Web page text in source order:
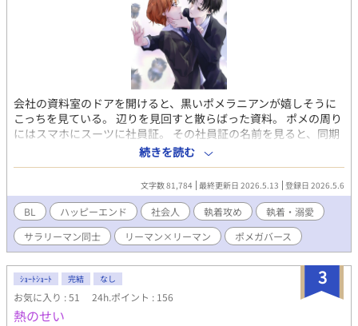
会社の資料室のドアを開けると、黒いポメラニアンが嬉しそうに
こっちを見ている。 辺りを見回すと散らばった資料。 ポメの周り
にはスマホにスーツに社員証。 その社員証の名前を見ると、同期
で営業エースの『犬神 新(イヌカミ アラタ)』の名前。 「お前…犬
神なのか…っ？！」 「わんっ！」 甘重い愛情を抱えながら、気持
ちを伝えられず ポメ化してしまう営業部エース ×
本当の恋愛をしたことがなく 自分に自信がない、平凡な営業部事
務 「と、取り敢えず落ち着け…？！ちょ、ま…っ！」 「待てな
い…ずっと、お前と…こうしたかった…！」 ポメ化と身体の関係
から始まる 不器用なふたりのラブストーリーです。 ◇ ・お気に入
り登録💖 ・いいね❤️・エール📣での応援 ・感想💬✨投稿 し
てもらえると嬉しいです！ 燈坂が小躍りして大喜びします😭✨
よろしくお願いします🙇‍♀️ ⚠️タイトル横に『＊』マークが付いて
るお話はR18になります。ご注意ください。 表紙はあもうさこさ
んに描いていただきました☺️♡
続きを読む
文字数 81,784 最終更新日 2026.5.13 登録日 2026.5.6
BL ハッピーエンド 社会人 執着攻め
執着・溺愛
サラリーマン同士
リーマン×リーマン ポメガバース
3
ｼｮｰﾄｼｮｰﾄ 完結 なし
お気に入り : 51 24h.ポイント : 156
熱のせい